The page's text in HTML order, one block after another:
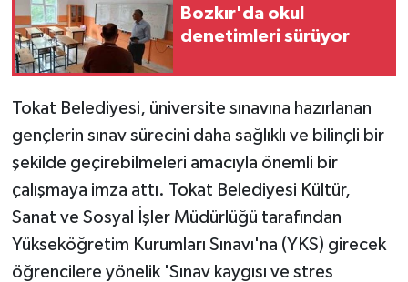
Bozkır'da okul
denetimleri sürüyor
Tokat Belediyesi, üniversite sınavına hazırlanan
gençlerin sınav sürecini daha sağlıklı ve bilinçli bir
şekilde geçirebilmeleri amacıyla önemli bir
çalışmaya imza attı. Tokat Belediyesi Kültür,
Sanat ve Sosyal İşler Müdürlüğü tarafından
Yükseköğretim Kurumları Sınavı'na (YKS) girecek
öğrencilere yönelik 'Sınav kaygısı ve stres
İNSAN
İş Dünyası
Jandarma
Kadın
KÜLTÜR SANAT
MAGAZİN